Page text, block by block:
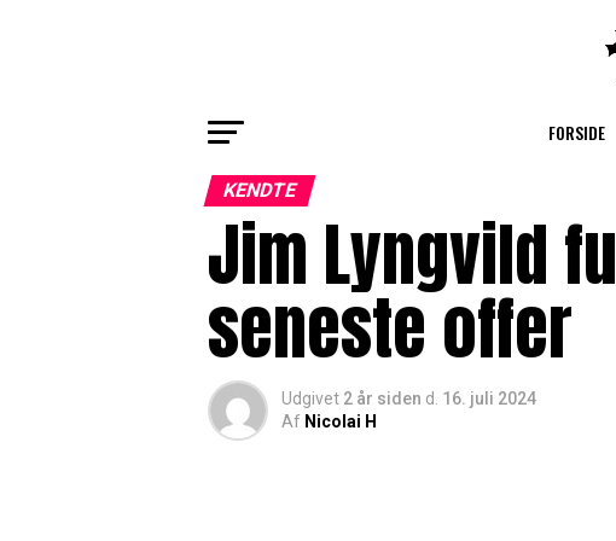
FORSIDE
KENDTE
Jim Lyngvild
seneste offer
Udgivet 2 år siden d. 16. juli 2024
Af Nicolai H